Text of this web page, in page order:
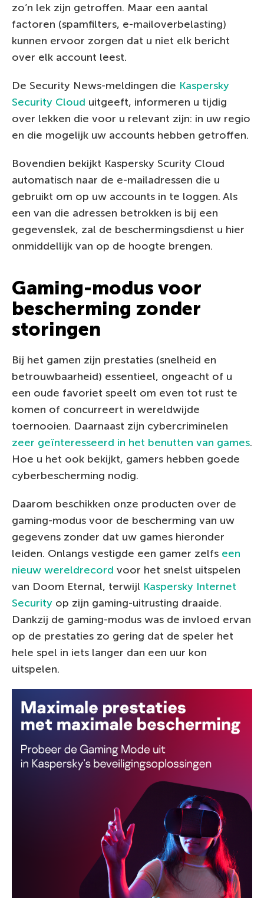
zo’n lek zijn getroffen. Maar een aantal
factoren (spamfilters, e-mailoverbelasting)
kunnen ervoor zorgen dat u niet elk bericht
over elk account leest.
De Security News-meldingen die Kaspersky
Security Cloud uitgeeft, informeren u tijdig
over lekken die voor u relevant zijn: in uw regio
en die mogelijk uw accounts hebben getroffen.
Bovendien bekijkt Kaspersky Scurity Cloud
automatisch naar de e-mailadressen die u
gebruikt om op uw accounts in te loggen. Als
een van die adressen betrokken is bij een
gegevenslek, zal de beschermingsdienst u hier
onmiddellijk van op de hoogte brengen.
Gaming-modus voor
bescherming zonder
storingen
Bij het gamen zijn prestaties (snelheid en
betrouwbaarheid) essentieel, ongeacht of u
een oude favoriet speelt om even tot rust te
komen of concurreert in wereldwijde
toernooien. Daarnaast zijn cybercriminelen
zeer geïnteresseerd in het benutten van games.
Hoe u het ook bekijkt, gamers hebben goede
cyberbescherming nodig.
Daarom beschikken onze producten over de
gaming-modus voor de bescherming van uw
gegevens zonder dat uw games hieronder
leiden. Onlangs vestigde een gamer zelfs een
nieuw wereldrecord voor het snelst uitspelen
van Doom Eternal, terwijl Kaspersky Internet
Security op zijn gaming-uitrusting draaide.
Dankzij de gaming-modus was de invloed ervan
op de prestaties zo gering dat de speler het
hele spel in iets langer dan een uur kon
uitspelen.